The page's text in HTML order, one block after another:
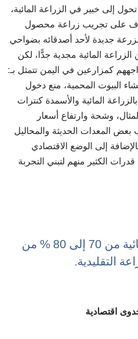
إلى خبير في الزراعة المائية،
على تجريب زراعة محصول
جديدة لأحد أصدقائه بضواحي
الزراعة المائية مجدية جدًّا، لكن
كمزارعين في اليمن تتمثل بـ:
البيوت المحمية، منع دخول
المائية والأسمدة كنترات
وشحة وارتفاع أسعار
بعض المعدات الحديثة والمحاليل
إلى الوضع الاقتصادي
الكثير منهم لتبني التجربة
توفر الزراعة المائية من 70 إلى 80 % من
التقليدية.
اقتصادية